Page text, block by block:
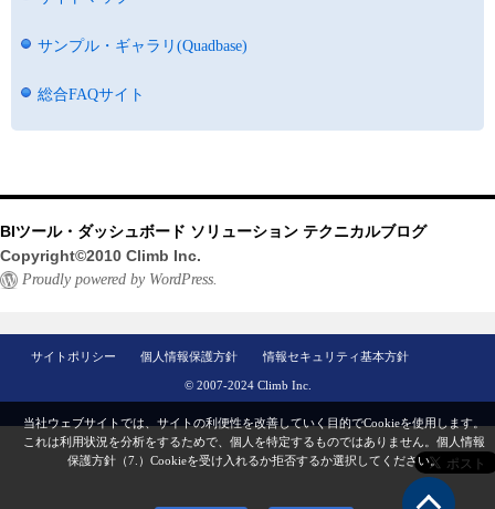
サンプル・ギャラリ(Quadbase)
総合FAQサイト
BIツール・ダッシュボード ソリューション テクニカルブログ
Copyright©2010 Climb Inc.
Proudly powered by WordPress.
サイトポリシー 個人情報保護方針 情報セキュリティ基本方針
© 2007-2024 Climb Inc.
当社ウェブサイトでは、サイトの利便性を改善していく目的でCookieを使用します。
これは利用状況を分析をするためで、個人を特定するものではありません。 個人情報
保護方針（7.） Cookieを受け入れるか拒否するか選択してください。